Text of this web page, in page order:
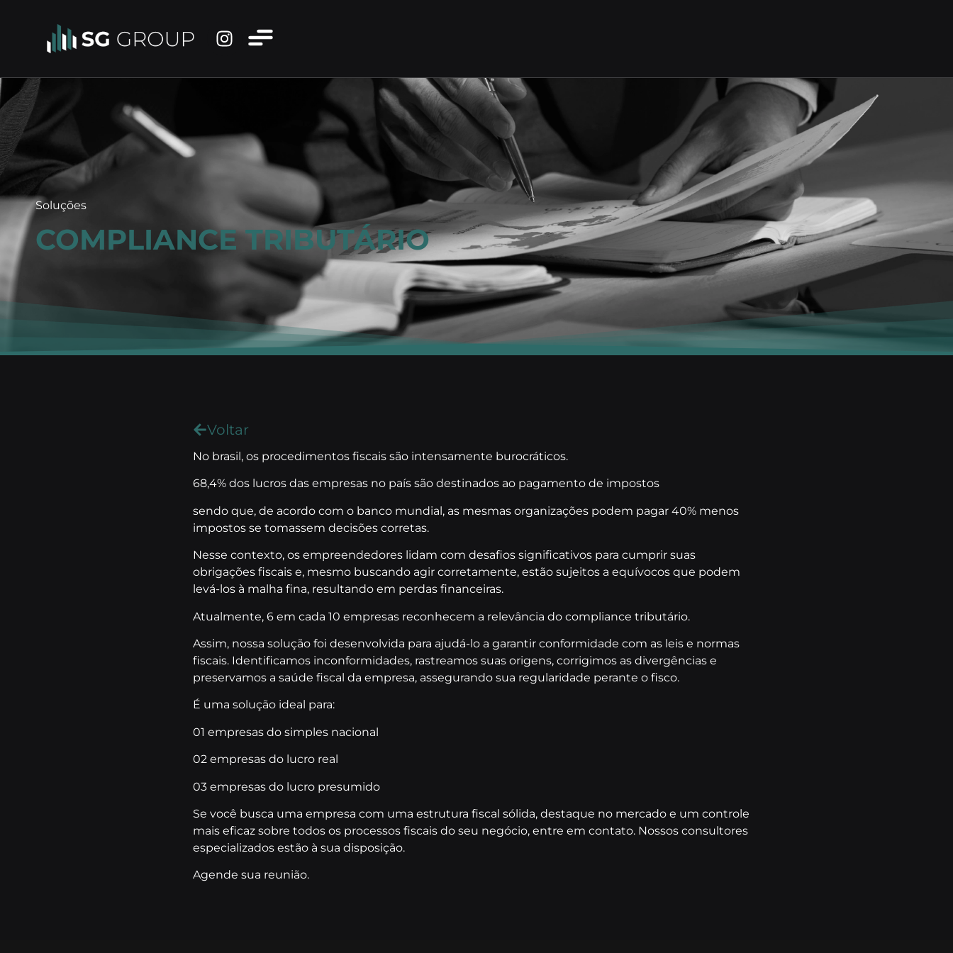
Soluções
COMPLIANCE TRIBUTÁRIO
Voltar
No brasil, os procedimentos fiscais são intensamente burocráticos.
68,4% dos lucros das empresas no país são destinados ao pagamento de impostos
sendo que, de acordo com o banco mundial, as mesmas organizações podem pagar 40% menos
impostos se tomassem decisões corretas.
Nesse contexto, os empreendedores lidam com desafios significativos para cumprir suas
obrigações fiscais e, mesmo buscando agir corretamente, estão sujeitos a equívocos que podem
levá-los à malha fina, resultando em perdas financeiras.
Atualmente, 6 em cada 10 empresas reconhecem a relevância do compliance tributário.
Assim, nossa solução foi desenvolvida para ajudá-lo a garantir conformidade com as leis e normas
fiscais. Identificamos inconformidades, rastreamos suas origens, corrigimos as divergências e
preservamos a saúde fiscal da empresa, assegurando sua regularidade perante o fisco.
É uma solução ideal para:
01 empresas do simples nacional
02 empresas do lucro real
03 empresas do lucro presumido
Se você busca uma empresa com uma estrutura fiscal sólida, destaque no mercado e um controle
mais eficaz sobre todos os processos fiscais do seu negócio, entre em contato. Nossos consultores
especializados estão à sua disposição.
Agende sua reunião.